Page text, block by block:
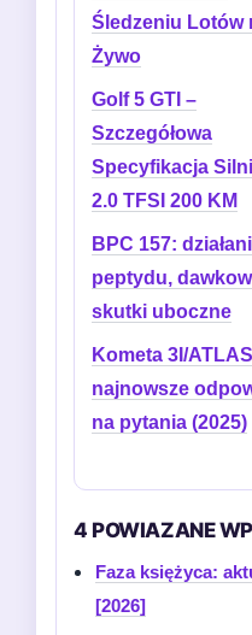
Śledzeniu Lotów
Żywo
Golf 5 GTI –
Szczegółowa
Specyfikacja
2.0 TFSI 200 KM
BPC 157:
peptydu,
skutki uboczne
Kometa 3I/
najnowsze
na pytania (2025)
4 POWIAZANE
Faza księżyca:
[2026]